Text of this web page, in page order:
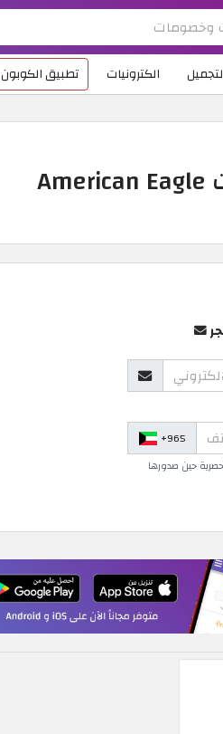
الكترونيات تطبيق الكوبون
كود خصم امريكان ايجل 2026 كوبونات American Eagle
+965
حين صدورها